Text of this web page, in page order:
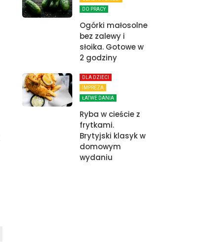
DO PRACY
Ogórki małosolne
bez zalewy i
słoika. Gotowe w
2 godziny
DLA DZIECI
IMPREZA
ŁATWE DANIA
Ryba w cieście z
frytkami.
Brytyjski klasyk w
domowym
wydaniu